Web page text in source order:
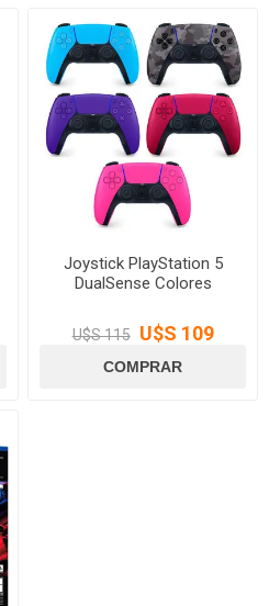
Joystick PlayStation 5
DualSense Colores
U$S 115 U$S 109